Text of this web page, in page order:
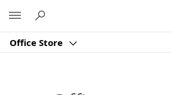
Office Store